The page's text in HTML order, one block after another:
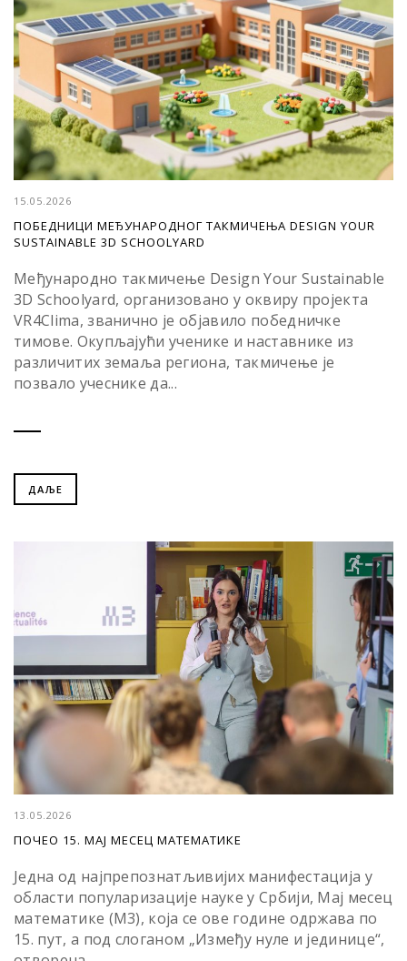
15.05.2026
ПОБЕДНИЦИ МЕЂУНАРОДНОГ ТАКМИЧЕЊА DESIGN YOUR
SUSTAINABLE 3D SCHOOLYARD
Међународно такмичење Design Your Sustainable
3D Schoolyard, организовано у оквиру пројекта
VR4Clima, званично је објавило победничке
тимове. Окупљајући ученике и наставнике из
различитих земаља региона, такмичење је
позвало учеснике да...
ДАЉЕ
13.05.2026
ПОЧЕО 15. МАЈ МЕСЕЦ МАТЕМАТИКЕ
Једна од најпрепознатљивијих манифестација у
области популаризације науке у Србији, Мај месец
математике (М3), која се ове године одржава по
15. пут, а под слоганом „Између нуле и јединице“,